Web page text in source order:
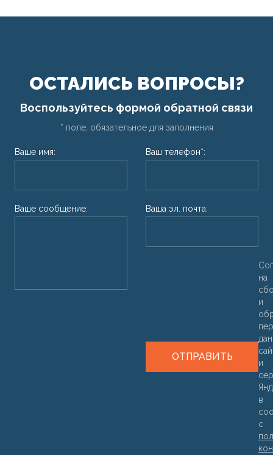
ОСТАЛИСЬ ВОПРОСЫ?
Воспользуйтесь формой обратной связи
* поле, обязательное для заполнения
Ваше имя:
Ваше сообщение:
Ваш телефон*:
Ваша эл. почта:
ОТПРАВИТЬ
на
и
и
в
с